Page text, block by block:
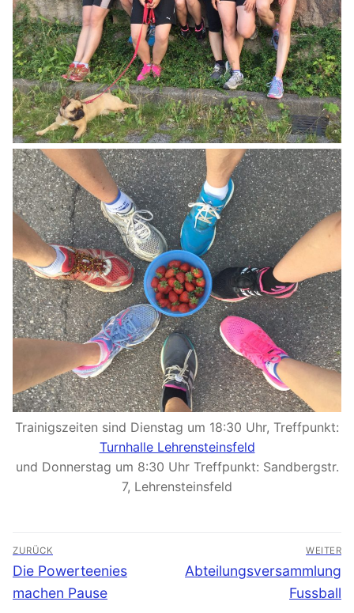
Trainigszeiten sind Dienstag um 18:30 Uhr, Treffpunkt:
Turnhalle Lehrensteinsfeld
und Donnerstag um 8:30 Uhr Treffpunkt: Sandbergstr.
7, Lehrensteinsfeld
Beitragsnavigation
ZURÜCK
Vorheriger
Beitrag:
Die Powerteenies
machen Pause
WEITER
Nächster
Abteilungsversammlung
Fussball